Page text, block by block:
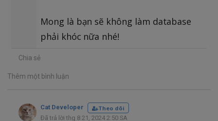
Mong là bạn sẽ không làm database
phải khóc nữa nhé!
Chia sẻ
Thêm một bình luận
Cat Developer
Theo dõi
Đã trả lời thg 8 21, 2024 2:50 SA